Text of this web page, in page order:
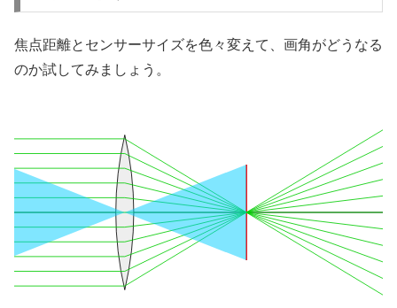
焦点距離とセンサーサイズを色々変えて、画角がどうなる
のか試してみましょう。